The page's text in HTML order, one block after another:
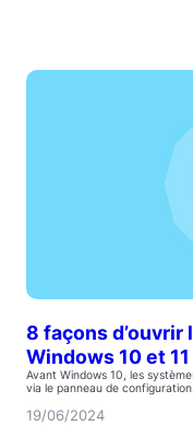
8 façons d’ouvrir
Windows 10 et 11
Avant Windows 10, les
via le panneau de
19/06/2024